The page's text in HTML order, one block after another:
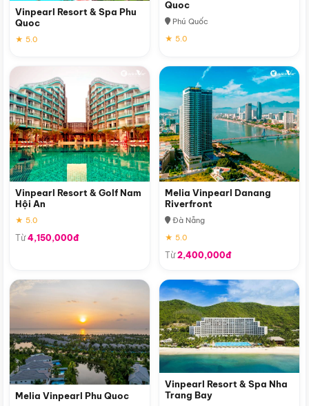
Vinpearl Resort & Spa Phu
Quoc
★ 5.0
Quoc
Phú Quốc
★ 5.0
Vinpearl Resort & Golf Nam
Hội An
★ 5.0
Từ4,150,000đ
Melia Vinpearl Danang
Riverfront
Đà Nẵng
★ 5.0
Từ2,400,000đ
Melia Vinpearl Phu Quoc
Vinpearl Resort & Spa Nha
Trang Bay